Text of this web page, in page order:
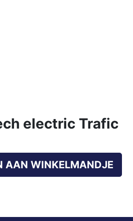
electric Trafic
AAN WINKELMANDJE